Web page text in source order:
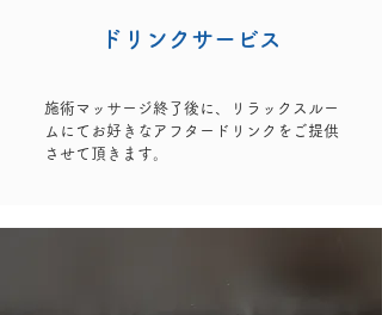
ドリンクサービス
​施術マッサージ終了後に、リラックスルー
ムにて​お好きなアフタードリンクをご提供
させて頂きます。